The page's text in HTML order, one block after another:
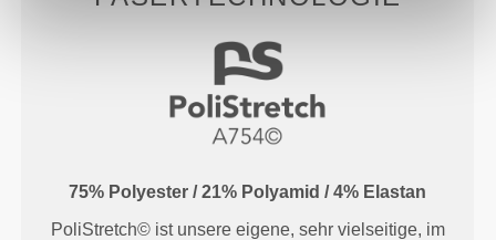
75% Polyester / 21% Polyamid / 4% Elastan
PoliStretch© ist unsere eigene, sehr vielseitige, im